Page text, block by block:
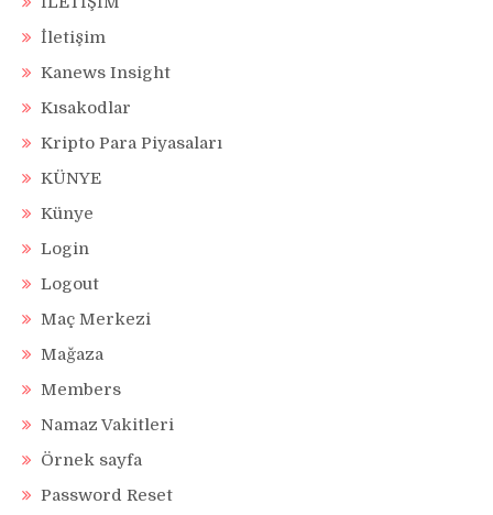
İletişim
Kanews Insight
Kısakodlar
Kripto Para Piyasaları
KÜNYE
Künye
Login
Logout
Maç Merkezi
Mağaza
Members
Namaz Vakitleri
Örnek sayfa
Password Reset